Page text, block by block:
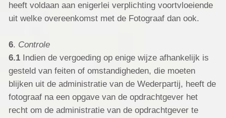
heeft voldaan aan enigerlei verplichting voortvloeiende
uit welke overeenkomst met de Fotograaf dan ook.
6. Controle
6.1Indien de vergoeding op enige wijze afhankelijk is
gesteld van feiten of omstandigheden, die moeten
blijken uit de administratie van de Wederpartij, heeft de
fotograaf na een opgave van de opdrachtgever het
recht om de administratie van de opdrachtgever te